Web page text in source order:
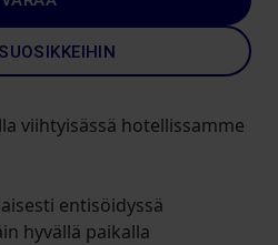
viihtyisässä hotellissamme
entisöidyssä
hyvällä paikalla